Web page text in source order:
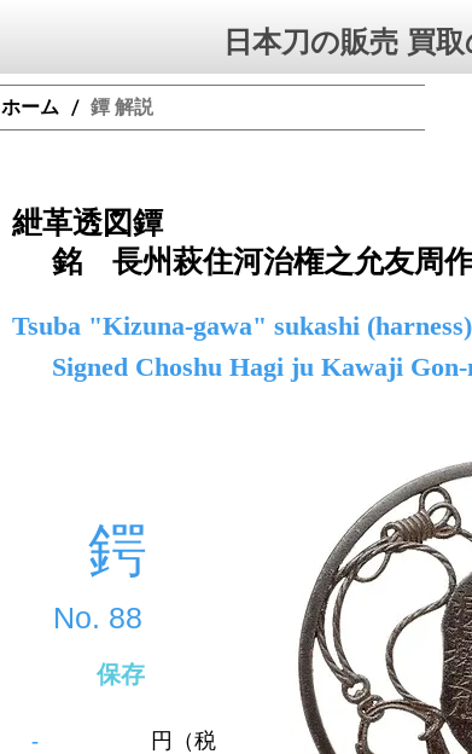
日本刀の販売 買
ホーム / 鐔 解説
紲革透図鐔
銘 長州萩住河治権之允友周
Tsuba "Kizuna-gawa" sukashi (harness)
Signed Choshu Hagi ju Kawaji
鍔
No. 88
保存
-
円（税